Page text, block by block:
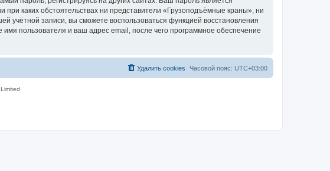
каких обстоятельствах ни представители «Грузоподъёмные краны», ни
учётной записи, вы сможете воспользоваться функцией восстановления
пользователя и ваш адрес email, после чего программное обеспечение
Часовой пояс: UTC+03:00
Удалить cookies